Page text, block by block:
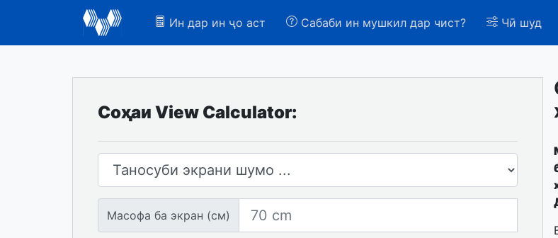
Ин дар ин ҷо аст Сабаби ин мушкил дар чист? Чӣ шуд
Соҳаи View Calculator:
Таносуби экран
Масофа ба экран (см)